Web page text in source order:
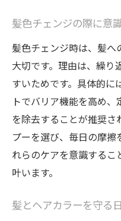
髪色チェンジの際に意
髪色チェンジ時は、髪
大切です。理由は、繰り
すいためです。具体的に
トでバリア機能を高め
を除去することが推奨さ
プーを選び、毎日の摩擦
れらのケアを意識するこ
叶います。
髪とヘアカラーを守る